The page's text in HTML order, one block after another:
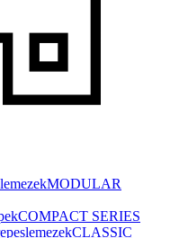
MODULAR
COMPACT SERIES
CLASSIC